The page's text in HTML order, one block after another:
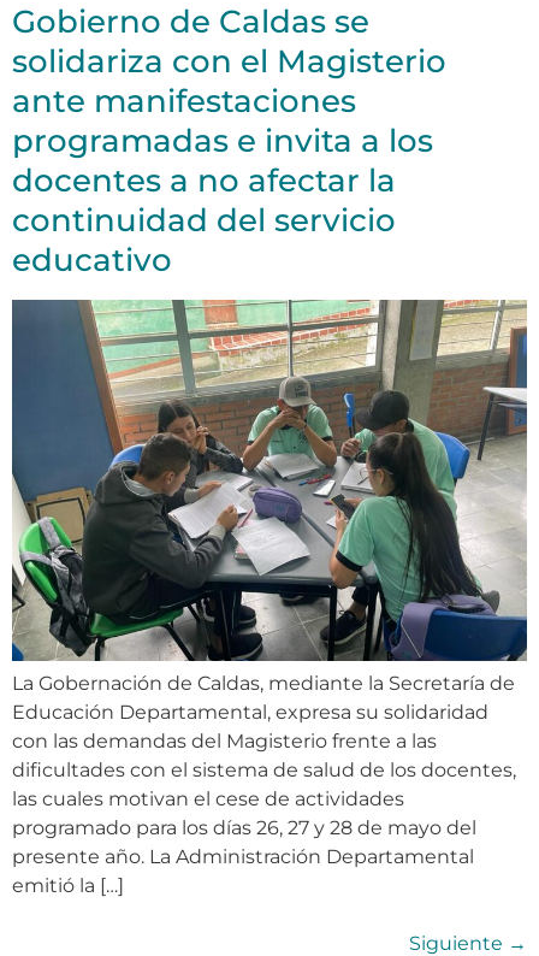
Gobierno de Caldas se
solidariza con el Magisterio
ante manifestaciones
programadas e invita a los
docentes a no afectar la
continuidad del servicio
educativo
La Gobernación de Caldas, mediante la Secretaría de
Educación Departamental, expresa su solidaridad
con las demandas del Magisterio frente a las
dificultades con el sistema de salud de los docentes,
las cuales motivan el cese de actividades
programado para los días 26, 27 y 28 de mayo del
presente año. La Administración Departamental
emitió la […]
Siguiente →